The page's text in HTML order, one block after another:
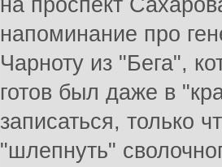
на проспект
напоминание про
Чарноту из "Бега",
готов был даже в
записаться, только
"шлепнуть"